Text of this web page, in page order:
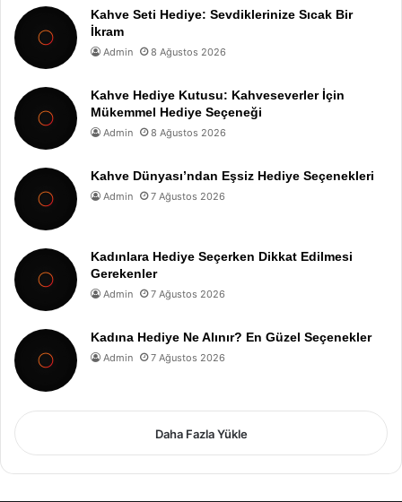
Kahve Seti Hediye: Sevdiklerinize Sıcak Bir
İkram
Admin 8 Ağustos 2026
Kahve Hediye Kutusu: Kahveseverler İçin
Mükemmel Hediye Seçeneği
Admin 8 Ağustos 2026
Kahve Dünyası’ndan Eşsiz Hediye Seçenekleri
Admin 7 Ağustos 2026
Kadınlara Hediye Seçerken Dikkat Edilmesi
Gerekenler
Admin 7 Ağustos 2026
Kadına Hediye Ne Alınır? En Güzel Seçenekler
Admin 7 Ağustos 2026
Daha Fazla Yükle